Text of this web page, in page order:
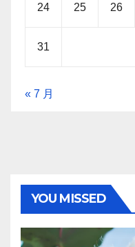
24 25 26
31
« 7 月
YOU MISSED